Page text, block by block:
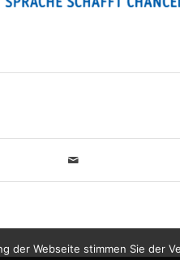
der Webseite stimmen Sie der